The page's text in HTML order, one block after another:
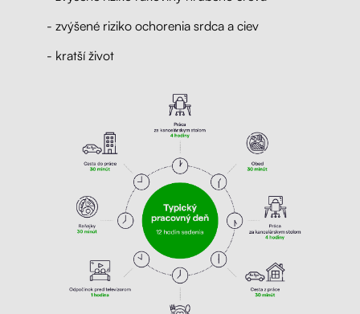
- zvýšené riziko ochorenia srdca a ciev
- kratší život